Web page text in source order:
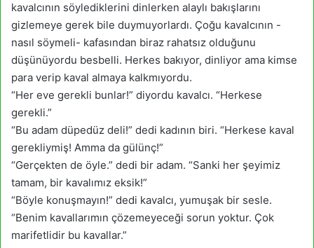
kavalcının söylediklerini dinlerken alaylı bakışlarını
gizlemeye gerek bile duymuyorlardı. Çoğu kavalcının -
nasıl söymeli- kafasından biraz rahatsız olduğunu
düşünüyordu besbelli. Herkes bakıyor, dinliyor ama kimse
para verip kaval almaya kalkmıyordu.
“Her eve gerekli bunlar!” diyordu kavalcı. “Herkese
gerekli.”
“Bu adam düpedüz deli!” dedi kadının biri. “Herkese kaval
gerekliymiş! Amma da gülünç!”
“Gerçekten de öyle.” dedi bir adam. “Sanki her şeyimiz
tamam, bir kavalımız eksik!”
“Böyle konuşmayın!” dedi kavalcı, yumuşak bir sesle.
“Benim kavallarımın çözemeyeceği sorun yoktur. Çok
marifetlidir bu kavallar.”